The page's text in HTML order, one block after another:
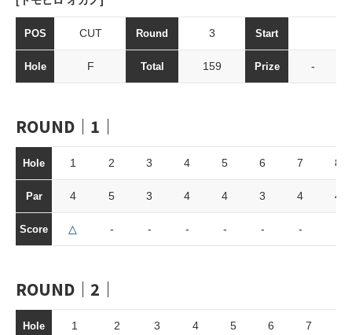
POS CUT Round 3 Start
Hole F Total 159 Prize -
ROUND｜1｜
Hole 1 2 3 4 5 6 7 8
Par 4 5 3 4 4 3 4 4
Score △ - - - - - -
ROUND｜2｜
Hole 1 2 3 4 5 6 7